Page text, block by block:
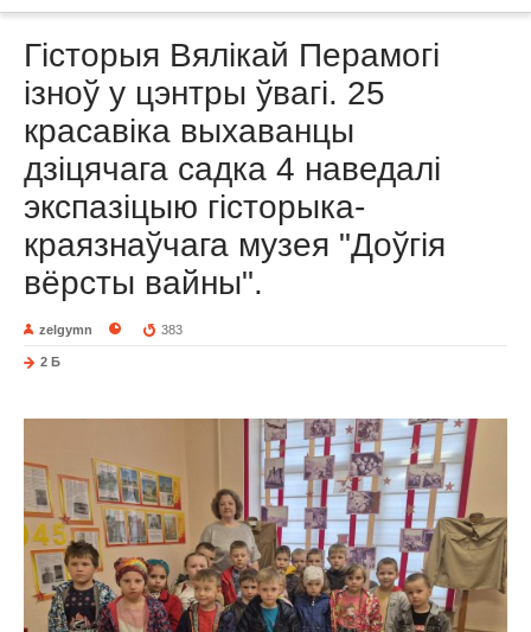
Гісторыя Вялікай Перамогі
ізноў у цэнтры ўвагі. 25
красавіка выхаванцы
дзіцячага садка 4 наведалі
экспазіцыю гісторыка-
краязнаўчага музея "Доўгія
вёрсты вайны".
zelgymn 383
2 Б